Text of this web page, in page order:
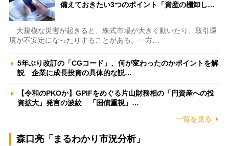
備えておきたい3つのポイント「資産の棚卸し…
大規模な災害が起きると、株式市場が大きく動いたり、取引環
境が不安定になったりすることがある。一方…
5年ぶり改訂の「CGコード」、何が変わったのかポイントを解
説 企業に成長投資の具体的な説…
【令和のPKOか】GPIFをめぐる片山財務相の「円資産への投
資拡大」発言の波紋 「国債重視」…
一覧を見る
森口亮「まるわかり市況分析」